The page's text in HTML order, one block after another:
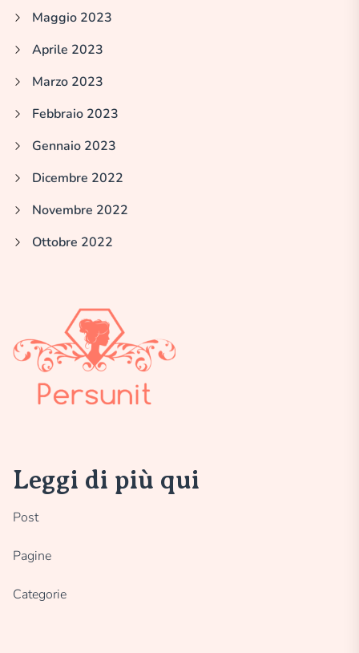
Maggio 2023
Aprile 2023
Marzo 2023
Febbraio 2023
Gennaio 2023
Dicembre 2022
Novembre 2022
Ottobre 2022
Leggi di più qui
Post
Pagine
Categorie